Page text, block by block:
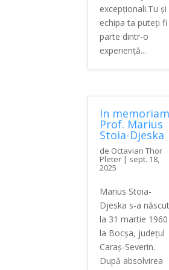
excepționali.Tu și
echipa ta puteți fi
parte dintr-o
experiență...
In memoriam
Prof. Marius
Stoia-Djeska
de Octavian Thor
Pleter| sept. 18,
2025
Marius Stoia-
Djeska s-a născut
la 31 martie 1960
la Bocșa, județul
Caraș-Severin.
După absolvirea